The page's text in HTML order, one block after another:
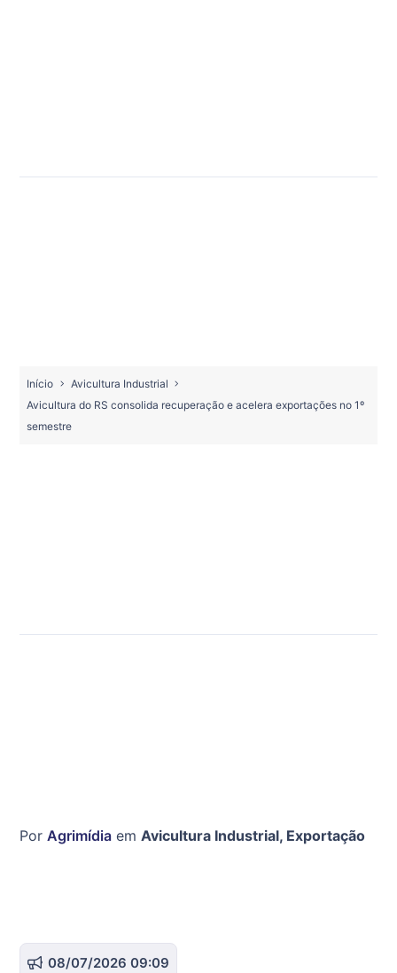
Início
Avicultura Industrial
Avicultura do RS consolida recuperação e acelera exportações no 1º
semestre
Por Agrimídia em Avicultura Industrial, Exportação
08/07/2026 09:09